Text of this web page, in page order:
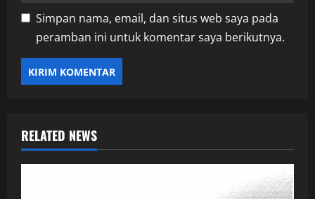
Simpan nama, email, dan situs web saya pada
peramban ini untuk komentar saya berikutnya.
RELATED NEWS